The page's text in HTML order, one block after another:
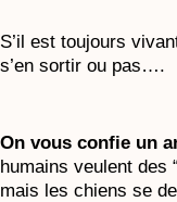
S’il est toujours
s’en sortir ou pas….
On vous confie un
humains veulent des
mais les chiens se